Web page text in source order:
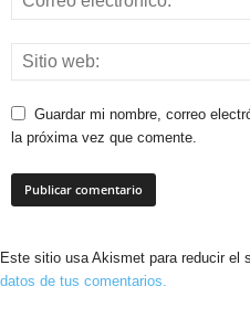
Guardar mi nombre, correo
la próxima vez que comente.
Este sitio usa Akismet para reducir el
datos de tus comentarios.